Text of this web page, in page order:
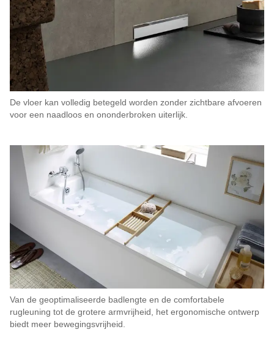
De vloer kan volledig betegeld worden zonder zichtbare afvoeren
voor een naadloos en ononderbroken uiterlijk.
Van de geoptimaliseerde badlengte en de comfortabele
rugleuning tot de grotere armvrijheid, het ergonomische ontwerp
biedt meer bewegingsvrijheid.